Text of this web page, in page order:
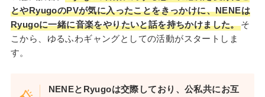
とやRyugoのPVが気に入ったことをきっかけに、NENEは
Ryugoに一緒に音楽をやりたいと話を持ちかけました。そ
こから、ゆるふわギャングとしての活動がスタートしま
す。
NENEとRyugoは交際しており、公私共にお互